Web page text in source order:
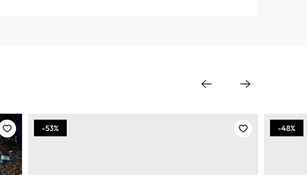
-53% -48%